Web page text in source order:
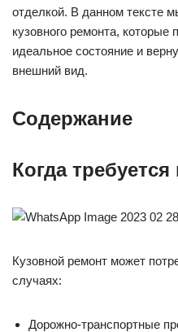
отделкой. В данном тексте
кузовного ремонта, которые
идеальное состояние и
внешний вид.
Содержание
Когда
Кузовной ремонт может
случаях:
Дорожно-транспортные